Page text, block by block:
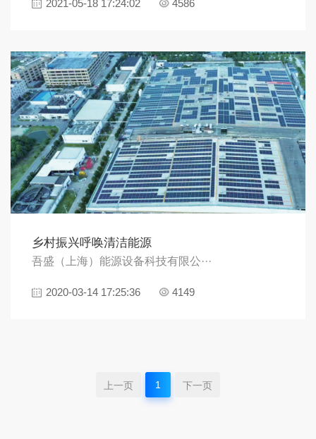
2021-05-18 17:24:02 4586
乡村振兴呼唤清洁能源
吾盛（上海）能源设备科技有限公···
2020-03-14 17:25:36 4149
上一页 1 下一页